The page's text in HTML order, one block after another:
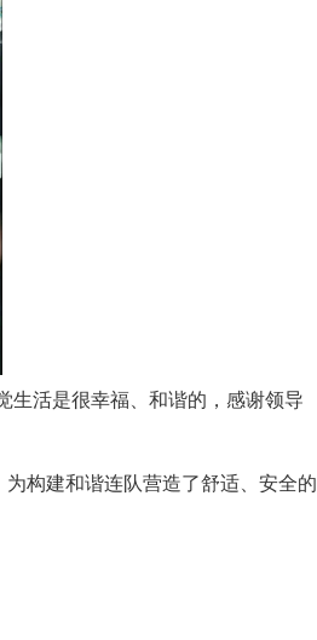
生活是很幸福、和谐的，感谢领导
构建和谐连队营造了舒适、安全的